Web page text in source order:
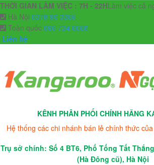
THỜI GIAN LÀM VIỆC : 7H - 22HLàm việc cả
Hà Nội 0378 90 3366
Toàn quốc 096 734 6068
Liên hệ
KÊNH PHÂN PHỐI CHÍNH HÃNG
Hệ thống các chi nhánh bán lẻ chính thức
Trụ sở chính: Số 4 BT6, Phố Tống Tất
(Hà Đông cũ), Hà Nội